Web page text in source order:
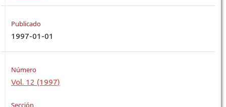
Publicado
1997-01-01
Número
Vol. 12 (1997)
Sección